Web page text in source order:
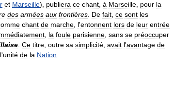
et Marseille), publiera ce chant à Marseille pour la
des armées aux frontières De fait ce sont les
chant de marche l'entonnent lors de leur entrée
la foule parisienne sans se préoccuper
Ce titre outre sa simplicité avait l'avantage de
l'unité de la Nation